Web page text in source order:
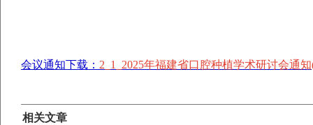
会议通知下载： 2_1_2025年福建省口腔种植学术研讨会通
相关文章